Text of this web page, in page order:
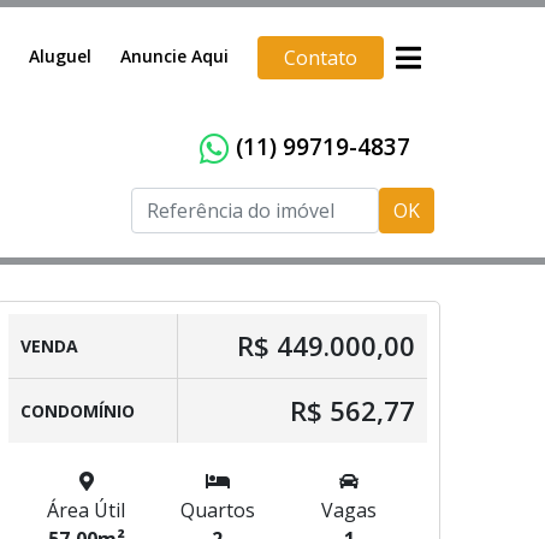
Aluguel Anuncie Aqui Contato
(11) 99719-4837
OK
VENDA R$ 449.000,00
CONDOMÍNIO R$ 562,77
Área Útil
Quartos
Vagas